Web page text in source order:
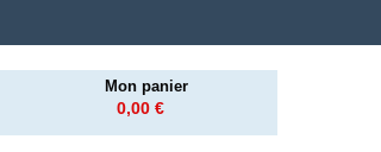
Mon panier
0,00 €